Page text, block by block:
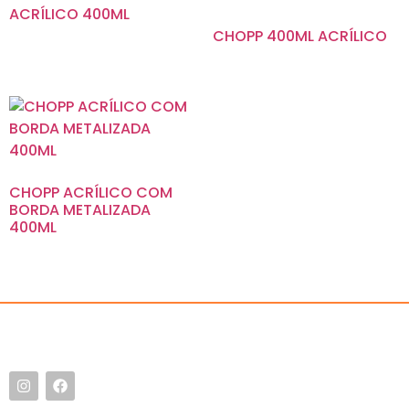
ACRÍLICO 400ML
CHOPP 400ML ACRÍLICO
CHOPP ACRÍLICO COM
BORDA METALIZADA
400ML